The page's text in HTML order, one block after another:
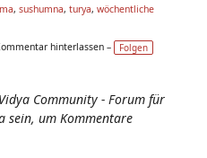
, sushumna, turya, wöchentliche
hinterlassen –
Folgen
Community - Forum für
sein, um Kommentare